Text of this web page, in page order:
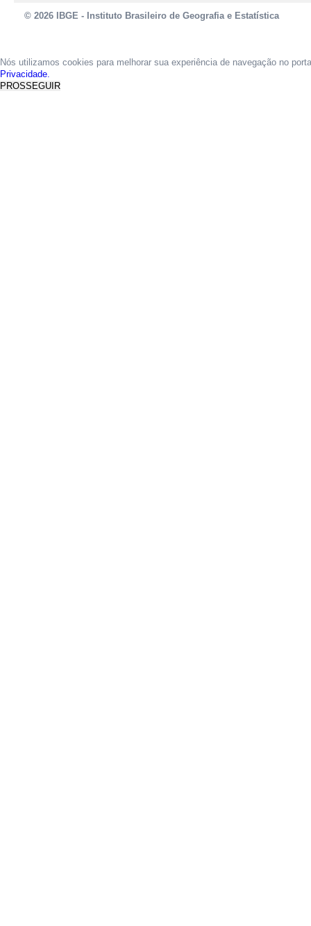
© 2026 IBGE - Instituto Brasileiro de Geografia e Estatística
Nós utilizamos cookies para melhorar sua experiência de navegação no
Privacidade.
PROSSEGUIR